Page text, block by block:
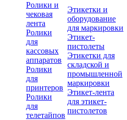
Ролики и
чековая
лента
Ролики
для
кассовых
аппаратов
Ролики
для
принтеров
Ролики
для
телетайпов
Этикетки и
оборудование
для маркировки
Этикет-
пистолеты
Этикетки для
складской и
промышленной
маркировки
Этикет-лента
для этикет-
пистолетов